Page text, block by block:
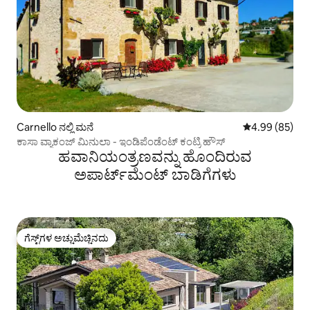
Carnello ನಲ್ಲಿ ಮನೆ 5 ರಲ್ಲಿ 4.99
4.99 (85)
ಕಾಸಾ ವ್ಯಾಕಂಜ್ ಮಿನುಲಾ - ಇಂಡಿಪೆಂಡೆಂಟ್ ಕಂಟ್ರಿ ಹೌಸ್
ಹವಾನಿಯಂತ್ರಣವನ್ನು ಹೊಂದಿರುವ
ಅಪಾರ್ಟ್‌ಮೆಂಟ್‌ ಬಾಡಿಗೆಗಳು
ಗೆಸ್ಟ್‌ಗಳ ಅಚ್ಚುಮೆಚ್ಚಿನದು
ಗೆಸ್ಟ್‌ಗಳ ಅಚ್ಚುಮೆಚ್ಚಿನದು